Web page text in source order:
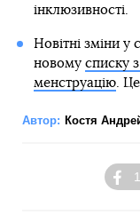
інклюзивності.
Новітні зміни
новому списку
менструацію.
Автор: Костя